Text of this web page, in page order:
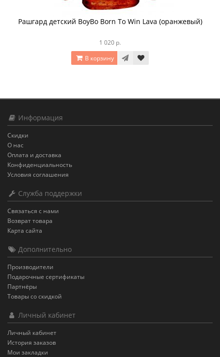
Рашгард детский BoyBo Born To Win Lava (оранжевый)
1 020 р.
В корзину
Информация
Скидки
О нас
Оплата и доставка
Конфиденциальность
Условия соглашения
Служба поддержки
Связаться с нами
Возврат товара
Карта сайта
Дополнительно
Производители
Подарочные сертификаты
Партнёры
Товары со скидкой
Личный кабинет
Личный кабинет
История заказов
Мои закладки